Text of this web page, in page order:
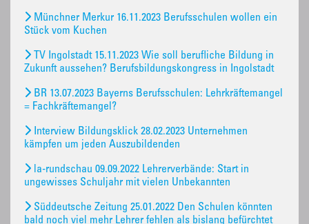
Münchner Merkur 16.11.2023 Berufsschulen wollen ein
Stück vom Kuchen
TV Ingolstadt 15.11.2023 Wie soll berufliche Bildung in
Zukunft aussehen? Berufsbildungskongress in Ingolstadt
BR 13.07.2023 Bayerns Berufsschulen: Lehrkräftemangel
= Fachkräftemangel?
Interview Bildungsklick 28.02.2023 Unternehmen
kämpfen um jeden Auszubildenden
la-rundschau 09.09.2022 Lehrerverbände: Start in
ungewisses Schuljahr mit vielen Unbekannten
Süddeutsche Zeitung 25.01.2022 Den Schulen könnten
bald noch viel mehr Lehrer fehlen als bislang befürchtet